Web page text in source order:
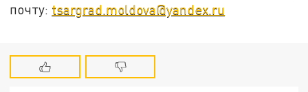
почту: tsargrad.moldova@yandex.ru